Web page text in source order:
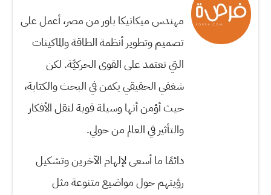
مهندس ميكانيكا باور من مصر، أعمل على
تصميم وتطوير أنظمة الطاقة والماكينات
التي تعتمد على القوى الحركيَّة. لكن
شغفي الحقيقي يكمن في البحث والكتابة،
حيث أؤمن أنها وسيلة قوية لنقل الأفكار
والتأثير في العالم من حولي.
دائمًا ما أسعى لإلهام الآخرين وتشكيل
رؤيتهم حول مواضيع متنوعة مثل